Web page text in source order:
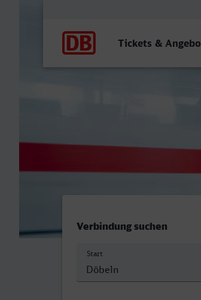
Tickets &
Döbeln Hbf -
Verbindung suchen
Start